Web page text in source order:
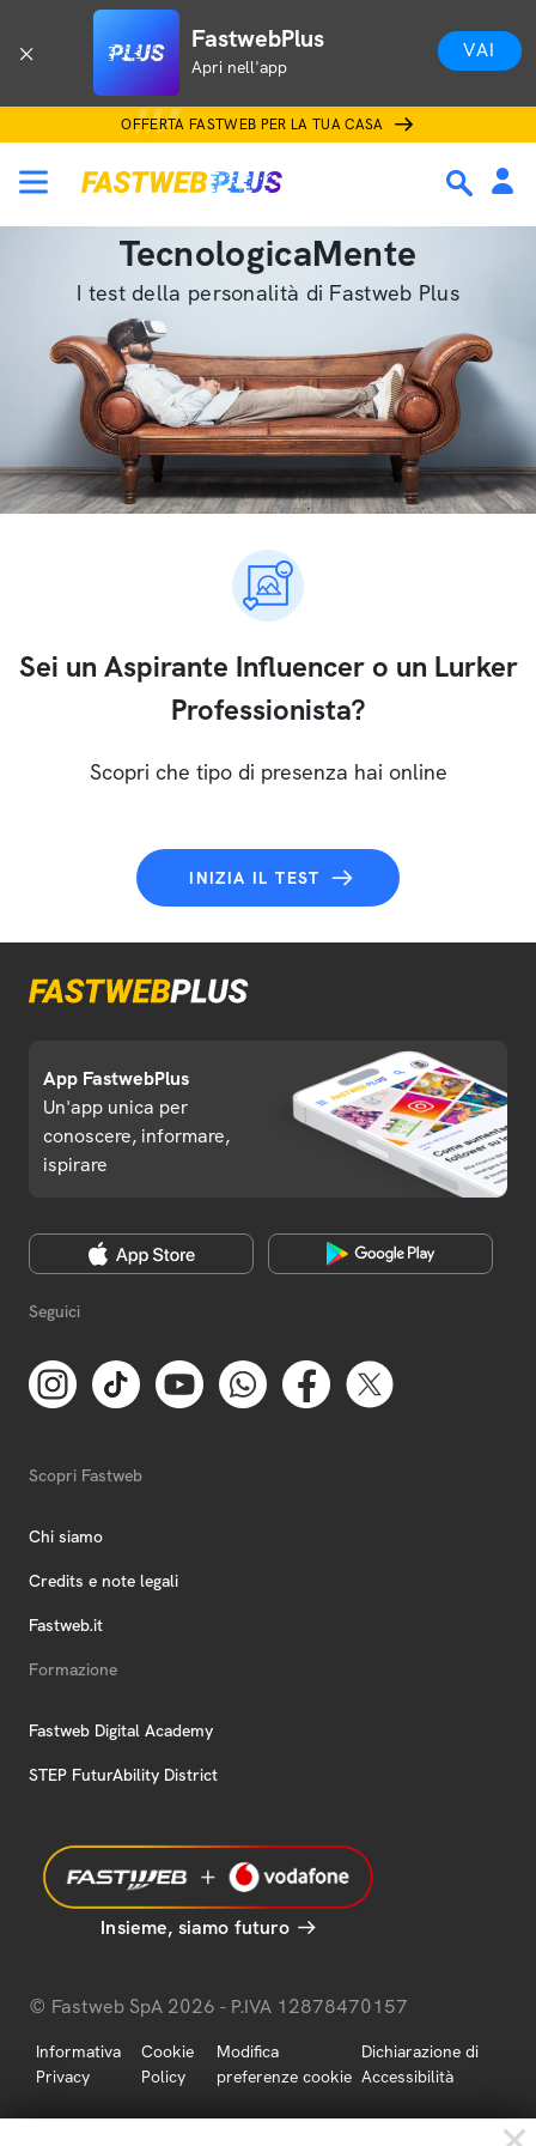
FastwebPlus
Apri nell'app
VAI
OFFERTA FASTWEB PER LA TUA CASA
TecnologicaMente
I test della personalità di Fastweb Plus
Sei un Aspirante Influencer o un Lurker
Professionista?
Scopri che tipo di presenza hai online
INIZIA IL TEST
App FastwebPlus
Un'app unica per
conoscere, informare,
ispirare
Seguici
Scopri Fastweb
Chi siamo
Credits e note legali
Fastweb.it
Formazione
Fastweb Digital Academy
STEP FuturAbility District
Insieme, siamo futuro
© Fastweb SpA 2026 - P.IVA 12878470157
Informativa
Privacy
Cookie
Policy
Modifica
preferenze cookie
Dichiarazione di
Accessibilità